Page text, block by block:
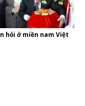
hỏi ở miền nam Việt